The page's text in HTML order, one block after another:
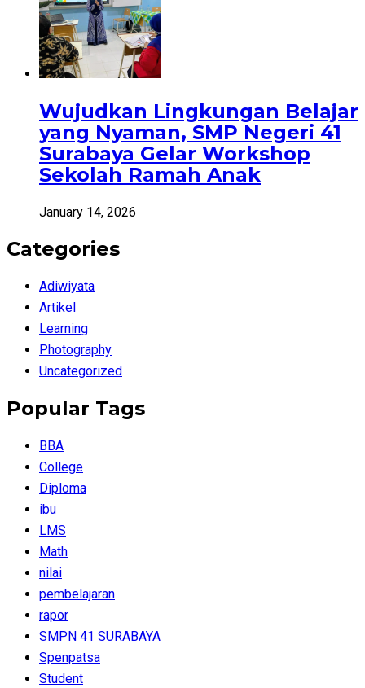
Wujudkan Lingkungan Belajar
yang Nyaman, SMP Negeri 41
Surabaya Gelar Workshop
Sekolah Ramah Anak
January 14, 2026
Categories
Adiwiyata
Artikel
Learning
Photography
Uncategorized
Popular Tags
BBA
College
Diploma
ibu
LMS
Math
nilai
pembelajaran
rapor
SMPN 41 SURABAYA
Spenpatsa
Student